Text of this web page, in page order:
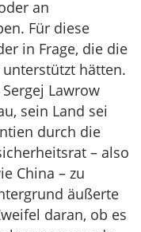
an
Für diese
in Frage, die die
hätten.
Lawrow
sein Land sei
durch die
– also
China – zu
äußerte
daran, ob es